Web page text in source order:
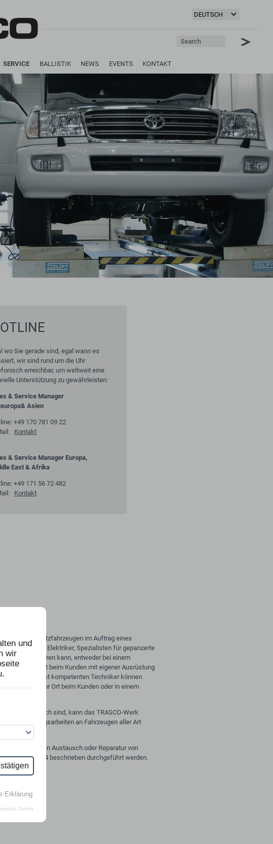
und
wir
Erklärung
GmbH
SERVICE BALLISTIK NEWS EVENTS KONTAKT
wo Sie gerade sind, egal wann es
wir sind rund um die Uhr
erreichbar, um weltweit eine
Unterstützung zu gewährleisten:
& Service Manager
Asien
+49 170 781 09 22
Kontakt
& Service Manager Europa,
East & Afrika
+49 171 56 72 482
Kontakt
Sonderschutzfahrzeugen im Auftrag eines
Mechaniker, Elektriker, Spezialisten für gepanzerte
durchführen kann, entweder bei einem
oder vor Ort beim Kunden mit eigener Ausrüstung
und äußerst kompetenten Techniker können
Fehlersuche vor Ort beim Kunden oder in einem
erforderlich sind, kann das TRASCO-Werk
Instandsetzungsarbeiten an Fahrzeugen aller Art
dürfen Austausch oder Reparatur von
3 und 4 beschrieben durchgeführt werden.